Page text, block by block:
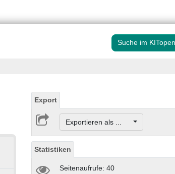
Suche im
Export
Exportieren als ...
Statistiken
Seitenaufrufe: 40